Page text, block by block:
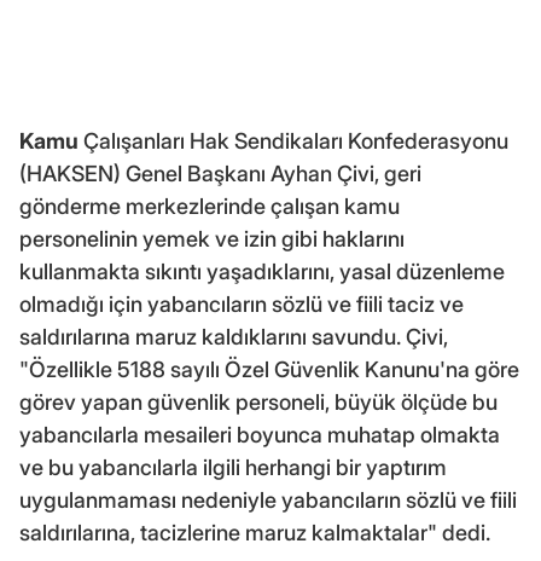
Kamu Çalışanları Hak Sendikaları Konfederasyonu
(HAKSEN) Genel Başkanı Ayhan Çivi, geri
gönderme merkezlerinde çalışan kamu
personelinin yemek ve izin gibi haklarını
kullanmakta sıkıntı yaşadıklarını, yasal düzenleme
olmadığı için yabancıların sözlü ve fiili taciz ve
saldırılarına maruz kaldıklarını savundu. Çivi,
"Özellikle 5188 sayılı Özel Güvenlik Kanunu'na göre
görev yapan güvenlik personeli, büyük ölçüde bu
yabancılarla mesaileri boyunca muhatap olmakta
ve bu yabancılarla ilgili herhangi bir yaptırım
uygulanmaması nedeniyle yabancıların sözlü ve fiili
saldırılarına, tacizlerine maruz kalmaktalar" dedi.